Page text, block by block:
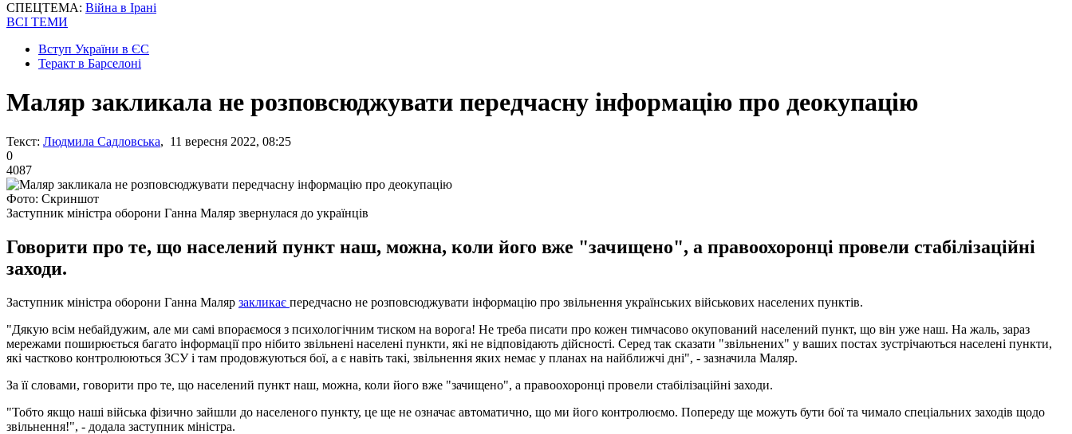
СПЕЦТЕМА: Війна в Ірані
ВСІ ТЕМИ
Вступ України в ЄС
Теракт в Барселоні
Маляр закликала не розповсюджувати передчасну інформацію про деокупацію
Текст: Людмила Садловська, 11 вересня 2022, 08:25
0
4087
Фото: Скриншот
Заступник міністра оборони Ганна Маляр звернулася до українців
Говорити про те, що населений пункт наш, можна, коли його вже "зачищено", а правоохоронці провели стабілізаційні
заходи.
Заступник міністра оборони Ганна Маляр закликає передчасно не розповсюджувати інформацію про звільнення українських військових населених пунктів.
"Дякую всім небайдужим, але ми самі впораємося з психологічним тиском на ворога! Не треба писати про кожен тимчасово окупований населений пункт, що він уже наш. На жаль, зараз
мережами поширюється багато інформації про нібито звільнені населені пункти, які не відповідають дійсності. Серед так сказати "звільнених" у ваших постах зустрічаються населені пункти,
які частково контролюються ЗСУ і там продовжуються бої, а є навіть такі, звільнення яких немає у планах на найближчі дні", - зазначила Маляр.
За її словами, говорити про те, що населений пункт наш, можна, коли його вже "зачищено", а правоохоронці провели стабілізаційні заходи.
"Тобто якщо наші війська фізично зайшли до населеного пункту, це ще не означає автоматично, що ми його контролюємо. Попереду ще можуть бути бої та чимало спеціальних заходів щодо
звільнення!", - додала заступник міністра.